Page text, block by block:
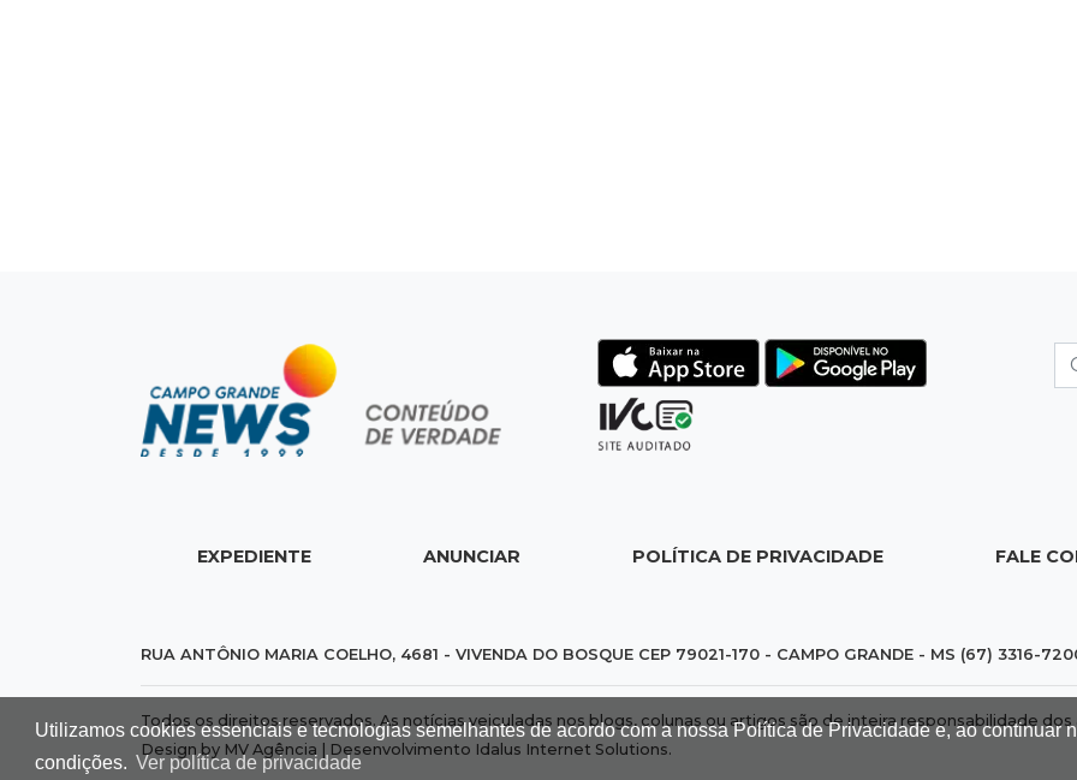
Utilizamos cookies essenciais e tecnologias semelhantes de acordo com a nossa Política de Privacidade e, ao continuar
condições. Ver política de privacidade
EXPEDIENTE ANUNCIAR POLÍTICA DE PRIVACIDADE FALE
RUA ANTÔNIO MARIA COELHO, 4681 - VIVENDA DO BOSQUE CEP 79021-170 - CAMPO GRANDE - MS (67) 3316-
Todos os direitos reservados. As notícias veiculadas nos blogs, colunas ou artigos são de inteira responsabilidade
Design by MV Agência | Desenvolvimento Idalus Internet Solutions.